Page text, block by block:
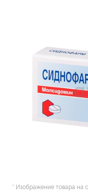
* Изображение товара на